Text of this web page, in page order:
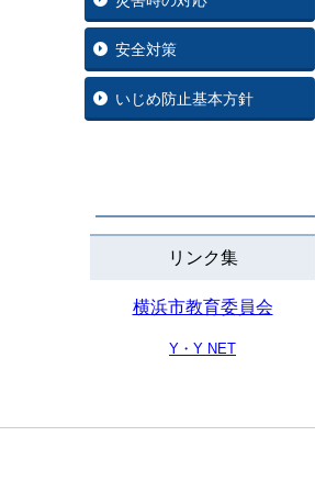
安全対策
いじめ防止基本方針
リンク集
横浜市教育委員会
Y・Y NET